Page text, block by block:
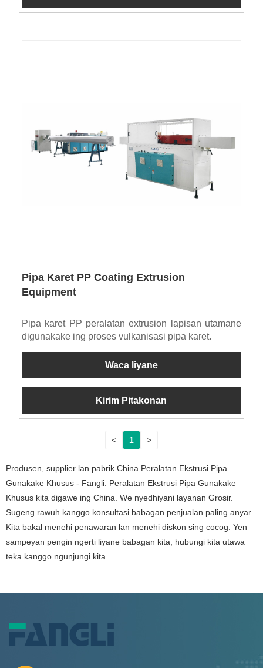
Pipa Karet PP Coating Extrusion
Equipment
Pipa karet PP peralatan extrusion lapisan utamane
digunakake ing proses vulkanisasi pipa karet.
Waca liyane
Kirim Pitakonan
< 1 >
Produsen, supplier lan pabrik China Peralatan Ekstrusi Pipa
Gunakake Khusus - Fangli. Peralatan Ekstrusi Pipa Gunakake
Khusus kita digawe ing China. We nyedhiyani layanan Grosir.
Sugeng rawuh kanggo konsultasi babagan penjualan paling anyar.
Kita bakal menehi penawaran lan menehi diskon sing cocog. Yen
sampeyan pengin ngerti liyane babagan kita, hubungi kita utawa
teka kanggo ngunjungi kita.